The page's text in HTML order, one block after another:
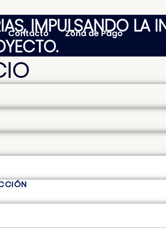
Contacto Zona de Pago
IMPULSANDO LA